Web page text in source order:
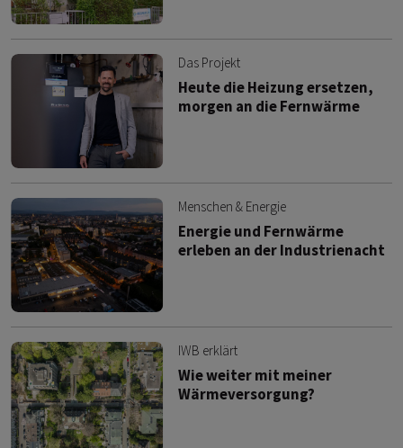
Das Projekt
Heute die Heizung ersetzen,
morgen an die Fernwärme
Menschen & Energie
Energie und Fernwärme
erleben an der Industrienacht
IWB erklärt
Wie weiter mit meiner
Wärmeversorgung?